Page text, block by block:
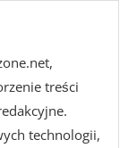
treści
technologii,